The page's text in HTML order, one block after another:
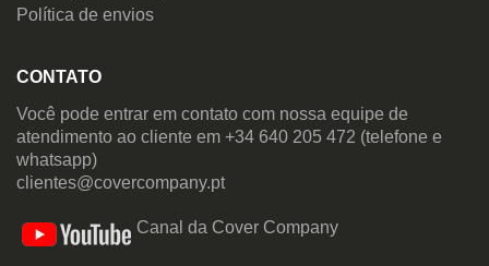
Política de envios
CONTATO
Você pode entrar em contato com nossa equipe de
atendimento ao cliente em +34 640 205 472 (telefone e
whatsapp)
clientes@covercompany.pt
Canal da Cover Company